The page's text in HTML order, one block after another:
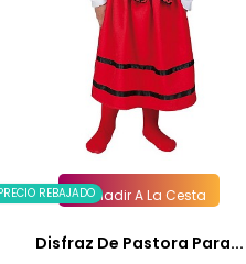
REBAJADOAñadir A La Cesta
Disfraz De Pastora Para...